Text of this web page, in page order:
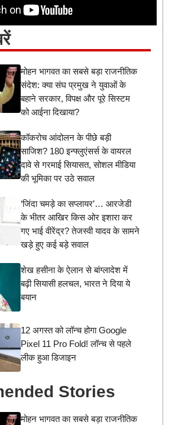
मोहन भागवत का सबसे बड़ा राजनीतिक
संदेश: क्या संघ प्रमुख ने युवाओं के
बहाने सरकार, विपक्ष और पूरे सिस्टम
को आईना दिखाया?
कॉकरोच आंदोलन के पीछे बड़ी
साजिश? 180 इन्फ्लुएंसर्स के वायरल
दावे से गरमाई सियासत, सोशल मीडिया
की भूमिका पर उठे सवाल
‘जिंदा चमड़े का सप्लायर’… आरजेडी
के भीतर आखिर किस ओर इशारा कर
गए भाई वीरेंद्र? तेजस्वी यादव के सामने
खड़े हुए कई बड़े सवाल
शेख हसीना के ऐलान से बांग्लादेश में
बढ़ी सियासी हलचल, भारत ने दिया ये
बयान
12 अगस्त को लॉन्च होगा Google
Pixel 11 Pro Fold! लॉन्च से पहले
लीक हुआ डिजाइन
Stories
मोहन भागवत का सबसे बड़ा राजनीतिक